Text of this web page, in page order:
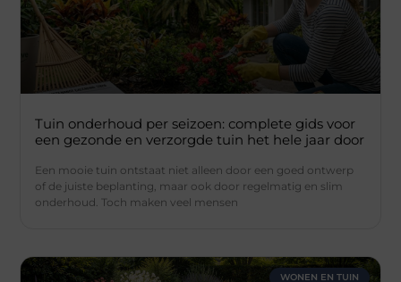
Tuin onderhoud per seizoen: complete gids voor
een gezonde en verzorgde tuin het hele jaar door
Een mooie tuin ontstaat niet alleen door een goed ontwerp
of de juiste beplanting, maar ook door regelmatig en slim
onderhoud. Toch maken veel mensen
WONEN EN TUIN